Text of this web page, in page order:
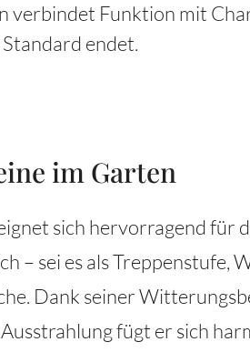
verbindet Funktion mit
endet.
im Garten
sich hervorragend für
– sei es als Treppenstufe,
Dank seiner
fügt er sich